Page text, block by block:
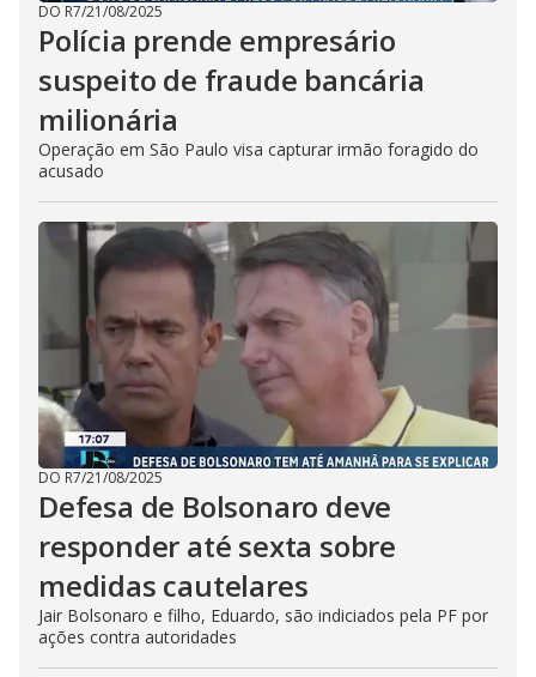
DO R7/21/08/2025
Polícia prende empresário
suspeito de fraude bancária
milionária
Operação em São Paulo visa capturar irmão foragido do
acusado
DO R7/21/08/2025
Defesa de Bolsonaro deve
responder até sexta sobre
medidas cautelares
Jair Bolsonaro e filho, Eduardo, são indiciados pela PF por
ações contra autoridades